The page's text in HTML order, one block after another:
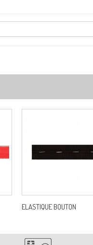
ELASTIQUE BOUTON